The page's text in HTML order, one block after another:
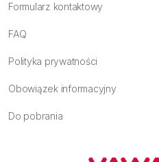
Formularz kontaktowy
FAQ
Polityka prywatności
Obowiązek informacyjny
Do pobrania